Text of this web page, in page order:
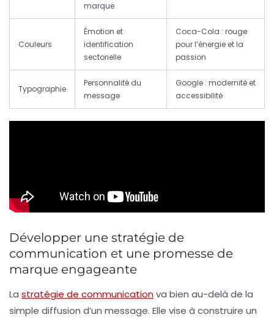
marque
Couleurs
Émotion et
identification
sectorielle
Coca-Cola : rouge
pour l’énergie et la
passion
Typographie
Personnalité du
message
Google : modernité et
accessibilité
Développer une stratégie de
communication et une promesse de
marque engageante
La stratégie de communicationva bien au-delà de la
simple diffusion d’un message. Elle vise à construire un